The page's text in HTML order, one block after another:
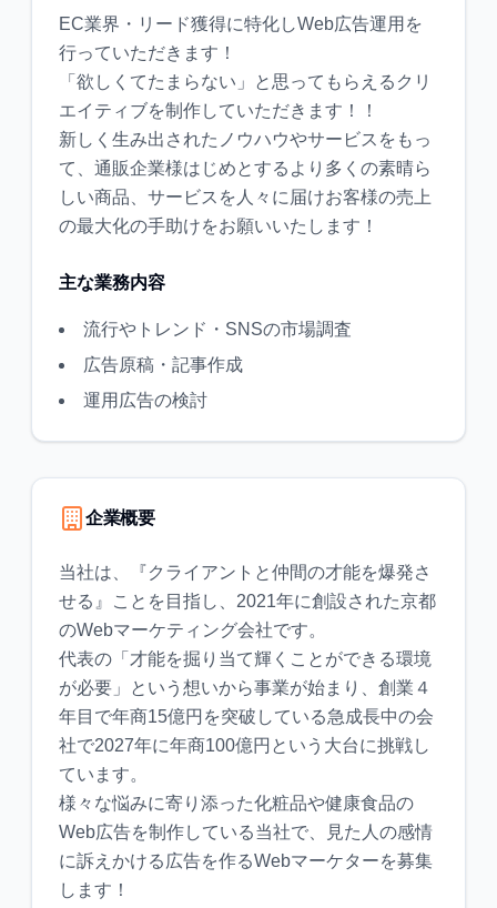
EC業界・リード獲得に特化しWeb広告運用を
行っていただきます！
「欲しくてたまらない」と思ってもらえるクリ
エイティブを制作していただきます！！
新しく生み出されたノウハウやサービスをもっ
て、通販企業様はじめとするより多くの素晴ら
しい商品、サービスを人々に届けお客様の売上
の最大化の手助けをお願いいたします！
主な業務内容
流行やトレンド・SNSの市場調査
広告原稿・記事作成
運用広告の検討
企業概要
当社は、『クライアントと仲間の才能を爆発さ
せる』ことを目指し、2021年に創設された京都
のWebマーケティング会社です。
代表の「才能を掘り当て輝くことができる環境
が必要」という想いから事業が始まり、創業４
年目で年商15億円を突破している急成長中の会
社で2027年に年商100億円という大台に挑戦し
ています。
様々な悩みに寄り添った化粧品や健康食品の
Web広告を制作している当社で、見た人の感情
に訴えかける広告を作るWebマーケターを募集
します！